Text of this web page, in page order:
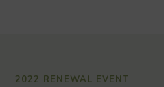
2022 RENEWAL EVENT